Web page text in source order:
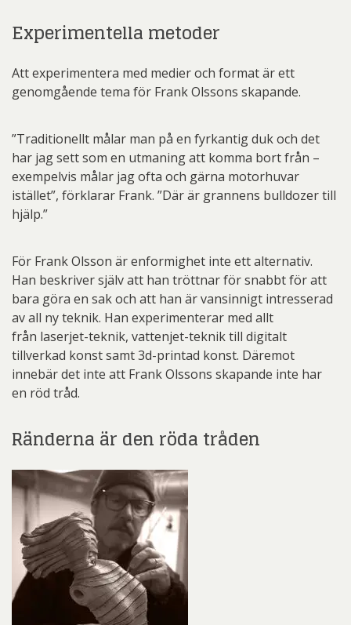
Experimentella metoder
Att experimentera med medier och format är ett
genomgående tema för Frank Olssons skapande.
”Traditionellt målar man på en fyrkantig duk och det
har jag sett som en utmaning att komma bort från –
exempelvis målar jag ofta och gärna motorhuvar
istället”, förklarar Frank. ”Där är grannens bulldozer till
hjälp.”
För Frank Olsson är enformighet inte ett alternativ.
Han beskriver själv att han tröttnar för snabbt för att
bara göra en sak och att han är vansinnigt intresserad
av all ny teknik. Han experimenterar med allt
från laserjet-teknik, vattenjet-teknik till digitalt
tillverkad konst samt 3d-printad konst. Däremot
innebär det inte att Frank Olssons skapande inte har
en röd tråd.
Ränderna är den röda tråden